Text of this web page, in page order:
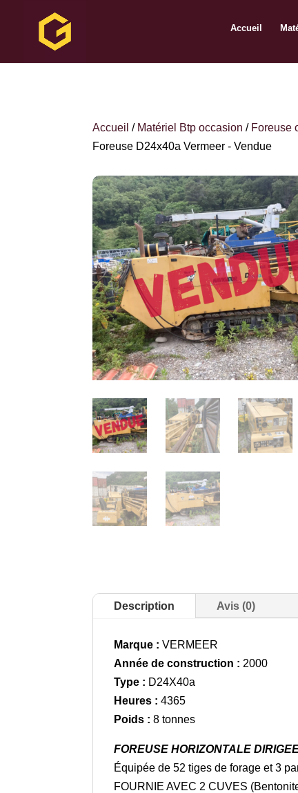
Accueil
Accueil / Matériel Btp occasion / Foreuse
Foreuse D24x40a Vermeer - Vendue
Description Avis (0)
Marque : VERMEER
Année de construction : 2000
Type : D24X40a
Heures : 4365
Poids :8 tonnes
FOREUSE HORIZONTALE
Équipée de 52 tiges de forage et 3
FOURNIE AVEC 2 CUVES